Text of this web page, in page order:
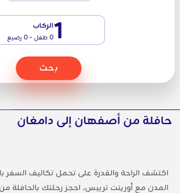
1الركاب
0 طفل - 0 رضيع
بحث
حافلة من أصفهان إلى دامغان
اكتشف الراحة والقدرة على تحمل تكاليف السفر
المدن مع أورينت تريبس. احجز رحلتك بالحافلة من